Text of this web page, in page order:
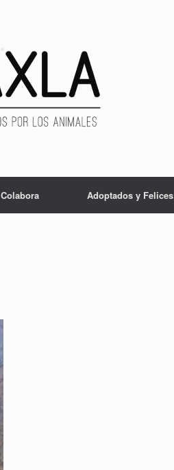
Colabora Adoptados y Felices